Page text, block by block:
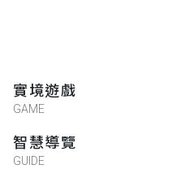
實境遊戲
GAME
智慧導覽
GUIDE